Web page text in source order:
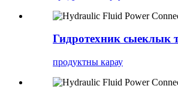
Гидротехник сыеклык
продуктны карау